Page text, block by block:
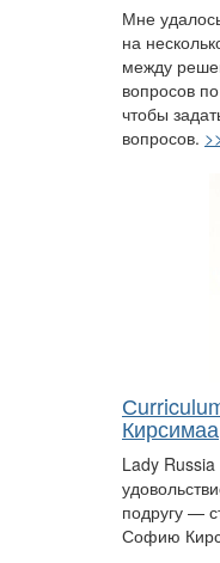
Мне
на
между
вопросов
чтобы
вопросов.
Кирсимаа
Lady
подругу —
Софию